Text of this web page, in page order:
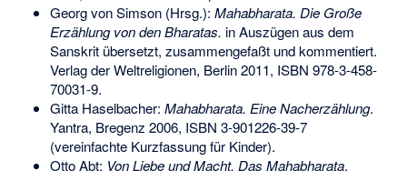
Georg von Simson(Hrsg.): Mahabharata. Die Große
Erzählung von den Bharatas. in Auszügen aus dem
Sanskrit übersetzt, zusammengefaßt und kommentiert.
Verlag der Weltreligionen, Berlin 2011, ISBN 978-3-458-
70031-9.
Gitta Haselbacher: Mahabharata. Eine Nacherzählung.
Yantra, Bregenz 2006, ISBN 3-901226-39-7
(vereinfachte Kurzfassung für Kinder).
Otto Abt: Von Liebe und Macht. Das Mahabharata.